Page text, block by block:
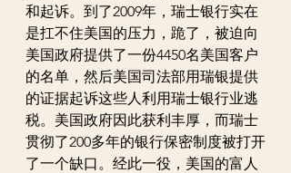
和起诉。到了2009年，瑞士银行实在
是扛不住美国的压力，跪了，被迫向
美国政府提供了一份4450名美国客户
的名单，然后美国司法部用瑞银提供
的证据起诉这些人利用瑞士银行业逃
税。美国政府因此获利丰厚，而瑞士
贯彻了200多年的银行保密制度被打开
了一个缺口。经此一役，美国的富人